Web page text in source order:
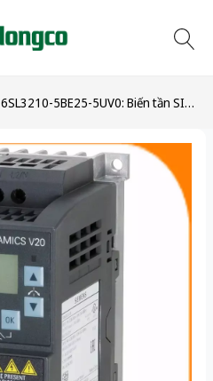
6SL3210-5BE25-5UV0: Biến tần SINAMICS V20 5.5 kW, 150% Overload, IP20